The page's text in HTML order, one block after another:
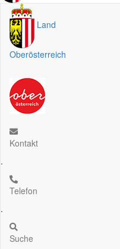
Land
Oberösterreich
Kontakt
.
Telefon
.
Suche